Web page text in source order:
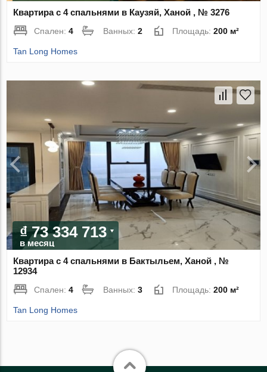
Квартира с 4 спальнями в Каузяй, Ханой , № 3276
Спален:4 Ванных:2 Площадь:200 м²
Tan Long Homes
₫ 73 334 713
в месяц
Квартира с 4 спальнями в Бактыльем, Ханой , №
12934
Спален:4 Ванных:3 Площадь:200 м²
Tan Long Homes